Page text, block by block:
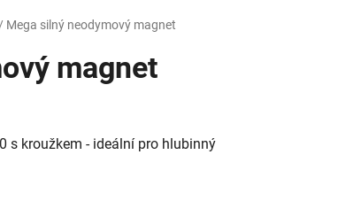
/ Mega silný neodymový magnet
magnet
s kroužkem - ideální pro hlubinný